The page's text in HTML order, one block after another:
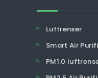
Luftrenser
Smart Air
PM1.0